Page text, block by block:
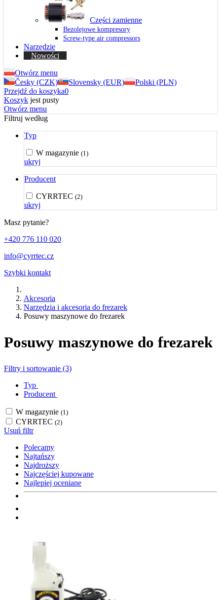
Części zamienne
Bezolejowe kompresory
Screw-type air compressors
Narzędzie
Nowości
Otwórz menu
Česky (CZK)
Slovensky (EUR)
Polski (PLN)
Przejdź do koszyka0
Koszyk jest pusty
Otwórz menu
Filtruj według
Typ
W magazynie (1)
ukryj
Producent
CYRRTEC (2)
ukryj
Masz pytanie?
+420 776 110 020
info@cyrrtec.cz
Szybki kontakt
Akcesoria
Narzędzia i akcesoria do frezarek
Posuwy maszynowe do frezarek
Posuwy maszynowe do frezarek
Filtry i sortowanie (3)
Typ
Producent
W magazynie (1)
CYRRTEC (2)
Usuń filtr
Polecamy
Najtańszy
Najdroższy
Najczęściej kupowane
Najlepiej oceniane